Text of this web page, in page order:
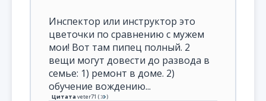
Инспектор или инструктор это
цветочки по сравнению с мужем
мои! Вот там пипец полный. 2
вещи могут довести до развода в
семье: 1) ремонт в доме. 2)
обучение вождению...
Цитатаveter71 ( )